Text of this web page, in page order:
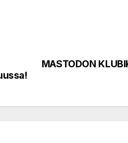
MASTODON